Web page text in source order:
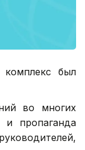
был
во многих
и пропаганда